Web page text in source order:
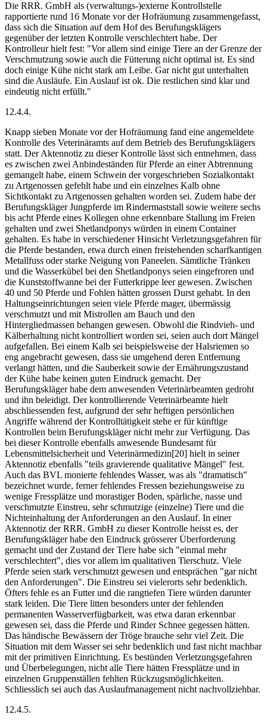
Die RRR. GmbH als (verwaltungs-)externe Kontrollstelle
rapportierte rund 16 Monate vor der Hofräumung zusammengefasst,
dass sich die Situation auf dem Hof des Berufungsklägers
gegenüber der letzten Kontrolle verschlechtert habe. Der
Kontrolleur hielt fest: "Vor allem sind einige Tiere an der Grenze der
Verschmutzung sowie auch die Fütterung nicht optimal ist. Es sind
doch einige Kühe nicht stark am Leibe. Gar nicht gut unterhalten
sind die Ausläufe. Ein Auslauf ist ok. Die restlichen sind klar und
eindeutig nicht erfüllt."
12.4.4.
Knapp sieben Monate vor der Hofräumung fand eine angemeldete
Kontrolle des Veterinäramts auf dem Betrieb des Berufungsklägers
statt. Der Aktennotiz zu dieser Kontrolle lässt sich entnehmen, dass
es zwischen zwei Anbindeständen für Pferde an einer Abtrennung
gemangelt habe, einem Schwein der vorgeschrieben Sozialkontakt
zu Artgenossen gefehlt habe und ein einzelnes Kalb ohne
Sichtkontakt zu Artgenossen gehalten worden sei. Zudem habe der
Berufungskläger Jungpferde im Rindermaststall sowie weitere sechs
bis acht Pferde eines Kollegen ohne erkennbare Stallung im Freien
gehalten und zwei Shetlandponys würden in einem Container
gehalten. Es habe in verschiedener Hinsicht Verletzungsgefahren für
die Pferde bestanden, etwa durch einen freistehenden scharfkantigen
Metallfuss oder starke Neigung von Paneelen. Sämtliche Tränken
und die Wasserkübel bei den Shetlandponys seien eingefroren und
die Kunststoffwanne bei der Futterkrippe leer gewesen. Zwischen
40 und 50 Pferde und Fohlen hätten grossen Durst gehabt. In den
Haltungseinrichtungen seien viele Pferde mager, übermässig
verschmutzt und mit Mistrollen am Bauch und den
Hintergliedmassen behangen gewesen. Obwohl die Rindvieh- und
Kälberhaltung nicht kontrolliert worden sei, seien auch dort Mängel
aufgefallen. Bei einem Kalb sei beispielsweise der Halsriemen so
eng angebracht gewesen, dass sie umgehend deren Entfernung
verlangt hätten, und die Sauberkeit sowie der Ernährungszustand
der Kühe habe keinen guten Eindruck gemacht. Der
Berufungskläger habe dem anwesenden Veterinärbeamten gedroht
und ihn beleidigt. Der kontrollierende Veterinärbeamte hielt
abschliessenden fest, aufgrund der sehr heftigen persönlichen
Angriffe während der Kontrolltätigkeit stehe er für künftige
Kontrollen beim Berufungskläger nicht mehr zur Verfügung. Das
bei dieser Kontrolle ebenfalls anwesende Bundesamt für
Lebensmittelsicherheit und Veterinärmedizin[20] hielt in seiner
Aktennotiz ebenfalls "teils gravierende qualitative Mängel" fest.
Auch das BVL monierte fehlendes Wasser, was als "dramatisch"
bezeichnet wurde, ferner fehlendes Fressen beziehungsweise zu
wenige Fressplätze und morastiger Boden, spärliche, nasse und
verschmutzte Einstreu, sehr schmutzige (einzelne) Tiere und die
Nichteinhaltung der Anforderungen an den Auslauf. In einer
Aktennotiz der RRR. GmbH zu dieser Kontrolle heisst es, der
Berufungskläger habe den Eindruck grösserer Überforderung
gemacht und der Zustand der Tiere habe sich "einmal mehr
verschlechtert", dies vor allem im qualitativen Tierschutz. Viele
Pferde seien stark verschmutzt gewesen und entsprächen "gar nicht
den Anforderungen". Die Einstreu sei vielerorts sehr bedenklich.
Öfters fehle es an Futter und die rangtiefen Tiere würden darunter
stark leiden. Die Tiere litten besonders unter der fehlenden
permanenten Wasserverfügbarkeit, was etwa daran erkennbar
gewesen sei, dass die Pferde und Rinder Schnee gegessen hätten.
Das händische Bewässern der Tröge brauche sehr viel Zeit. Die
Situation mit dem Wasser sei sehr bedenklich und fast nicht machbar
mit der primitiven Einrichtung. Es bestünden Verletzungsgefahren
und Überbelegungen, nicht alle Tiere hätten Fressplätze und in
einzelnen Gruppenställen fehlten Rückzugsmöglichkeiten.
Schliesslich sei auch das Auslaufmanagement nicht nachvollziehbar.
12.4.5.